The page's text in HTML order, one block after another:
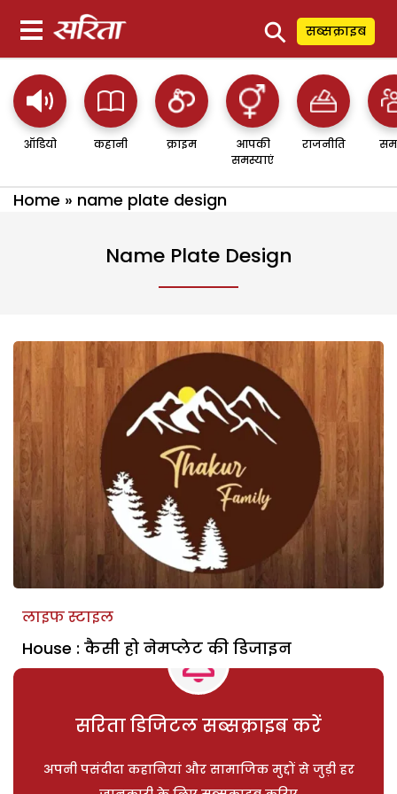
⚲ सब्सक्राइब
ऑडियो कहानी क्राइम
आपकी
समस्याएं
राजनीति
Home » name plate design
Name Plate Design
लाइफ स्टाइल
House : कैसी हो नेमप्लेट की डिजाइन
सरिता डिजिटल सब्सक्राइब करें
अपनी पसंदीदा कहानियां और सामाजिक मुद्दों से जुड़ी हर